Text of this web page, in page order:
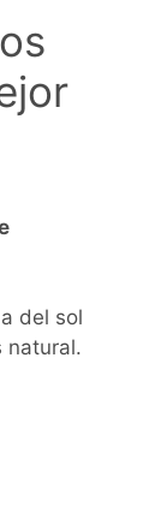
del sol
natural.